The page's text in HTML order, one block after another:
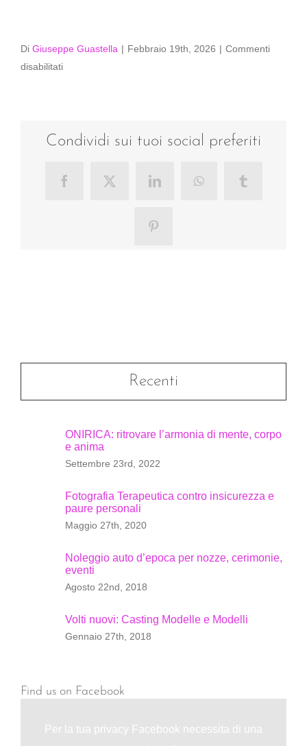
Di Giuseppe Guastella | Febbraio 19th, 2026 | Commenti
disabilitatisu
Condividi sui tuoi social preferiti
FacebookX LinkedInWhatsAppTumblr
Pinterest
Recenti
ONIRICA: ritrovare l’armonia di mente, corpo
e anima
Settembre 23rd, 2022
Fotografia Terapeutica contro insicurezza e
paure personali
Maggio 27th, 2020
Noleggio auto d’epoca per nozze, cerimonie,
eventi
Agosto 22nd, 2018
Volti nuovi: Casting Modelle e Modelli
Gennaio 27th, 2018
Find us on Facebook
Per la tua privacy Facebook necessita di una